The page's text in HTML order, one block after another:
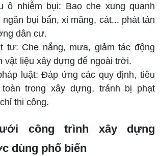
ô nhiễm bụi: Bao che xung quanh
ngăn bụi bẩn, xi măng, cát... phát tán
dân cư.
tư: Che nắng, mưa, giảm tác động
vật liệu xây dựng để ngoài trời.
luật: Đáp ứng các quy định, tiêu
trong xây dựng, tránh bị phạt
thi công.
công trình xây dựng
dùng phổ biển